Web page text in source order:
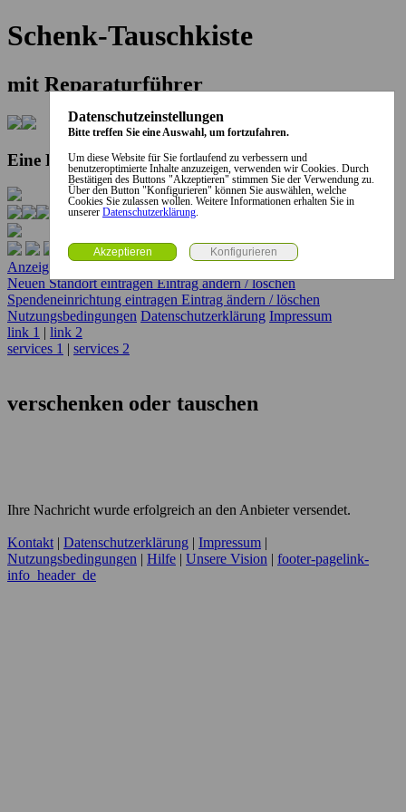
Schenk-Tauschkiste
mit Reparaturführer
Eine Kooperation der Stadt und des Landkreises...
Anzeige erstellen
Neuen Standort eintragenEintrag ändern / löschen
Spendeneinrichtung eintragen Eintrag ändern / löschen
Nutzungsbedingungen Datenschutzerklärung Impressum
link 1 | link 2
services 1 | services 2
verschenken oder tauschen
Ihre Nachricht wurde erfolgreich an den Anbieter versendet.
Kontakt| Datenschutzerklärung Impressum
Nutzungsbedingungen
Hilfe Unsere Vision
footer-pagelink-
info_header_de
Datenschutzeinstellungen
Bitte treffen Sie eine Auswahl, um fortzufahren.
Um diese Website für Sie fortlaufend zu verbessern und
benutzeroptimierte Inhalte anzuzeigen, verwenden wir Cookies. Durch
Bestätigen des Buttons "Akzeptieren" stimmen Sie der Verwendung zu.
Über den Button "Konfigurieren" können Sie auswählen, welche
Cookies Sie zulassen wollen. Weitere Informationen erhalten Sie in
unserer Datenschutzerklärung.